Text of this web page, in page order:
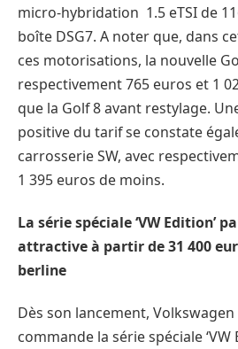
micro-hybridation 1.5 eTSI de
boîte DSG7. A noter que, dans
ces motorisations, la nouvelle
respectivement 765 euros et 1
que la Golf 8 avant restylage.
positive du tarif se constate
carrosserie SW, avec
1 395 euros de moins.
La série spéciale ‘VW Edition’
attractive à partir de 31 400
berline
Dès son lancement,
commande la série spéciale ‘VW